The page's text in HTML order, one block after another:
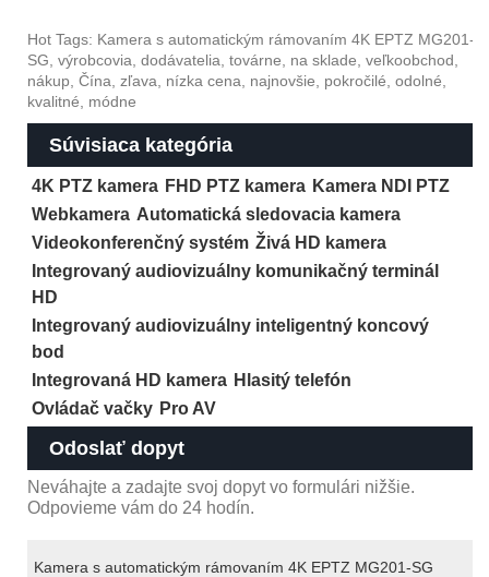
Hot Tags: Kamera s automatickým rámovaním 4K EPTZ MG201-
SG, výrobcovia, dodávatelia, továrne, na sklade, veľkoobchod,
nákup, Čína, zľava, nízka cena, najnovšie, pokročilé, odolné,
kvalitné, módne
Súvisiaca kategória
4K PTZ kamera FHD PTZ kamera Kamera NDI PTZ
Webkamera Automatická sledovacia kamera
Videokonferenčný systém Živá HD kamera
Integrovaný audiovizuálny komunikačný terminál
HD
Integrovaný audiovizuálny inteligentný koncový
bod
Integrovaná HD kamera Hlasitý telefón
Ovládač vačky Pro AV
Odoslať dopyt
Neváhajte a zadajte svoj dopyt vo formulári nižšie.
Odpovieme vám do 24 hodín.